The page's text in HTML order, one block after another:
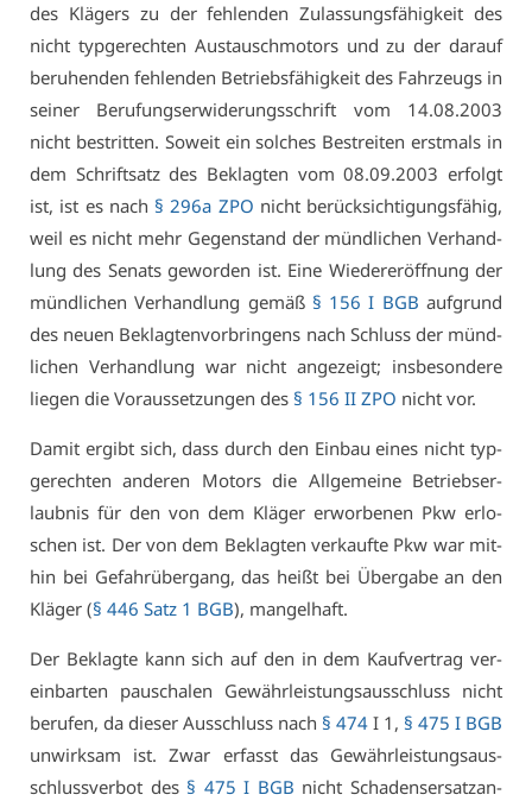
des Klä­gers zu der feh­len­den Zu­las­sungs­fä­hig­keit des
nicht typ­ge­rech­ten Aus­tausch­mo­tors und zu der dar­auf
be­ru­hen­den feh­len­den Be­triebs­fä­hig­keit des Fahr­zeugs in
sei­ner Be­ru­fungs­er­wi­de­rungs­schrift vom 14.08.2003
nicht be­strit­ten. So­weit ein sol­ches Be­strei­ten erst­mals in
dem Schrift­satz des Be­klag­ten vom 08.09.2003 er­folgt
ist, ist es nach § 296a ZPO nicht be­rück­sich­ti­gungs­fä­hig,
weil es nicht mehr Ge­gen­stand der münd­li­chen Ver­hand­
lung des Se­nats ge­wor­den ist. Ei­ne Wie­der­er­öff­nung der
münd­li­chen Ver­hand­lung ge­mäß § 156 I BGB auf­grund
des neu­en Be­klag­ten­vor­brin­gens nach Schluss der münd­
li­chen Ver­hand­lung war nicht an­ge­zeigt; ins­be­son­de­re
lie­gen die Vor­aus­set­zun­gen des § 156 II ZPO nicht vor.
Da­mit er­gibt sich, dass durch den Ein­bau ei­nes nicht typ­
ge­rech­ten an­de­ren Mo­tors die All­ge­mei­ne Be­triebs­er­
laub­nis für den von dem Klä­ger er­wor­be­nen Pkw er­lo­
schen ist. Der von dem Be­klag­ten ver­kauf­te Pkw war mit­
hin bei Ge­fahr­über­gang, das heißt bei Über­ga­be an den
Klä­ger (§ 446 Satz 1 BGB), man­gel­haft.
Der Be­klag­te kann sich auf den in dem Kauf­ver­trag ver­
ein­bar­ten pau­scha­len Ge­währ­leis­tungs­aus­schluss nicht
be­ru­fen, da die­ser Aus­schluss nach § 474 I 1, § 475 I BGB
un­wirk­sam ist. Zwar er­fasst das Ge­währ­leis­tungs­aus­
schluss­ver­bot des § 475 I BGB nicht Scha­dens­er­satz­an­